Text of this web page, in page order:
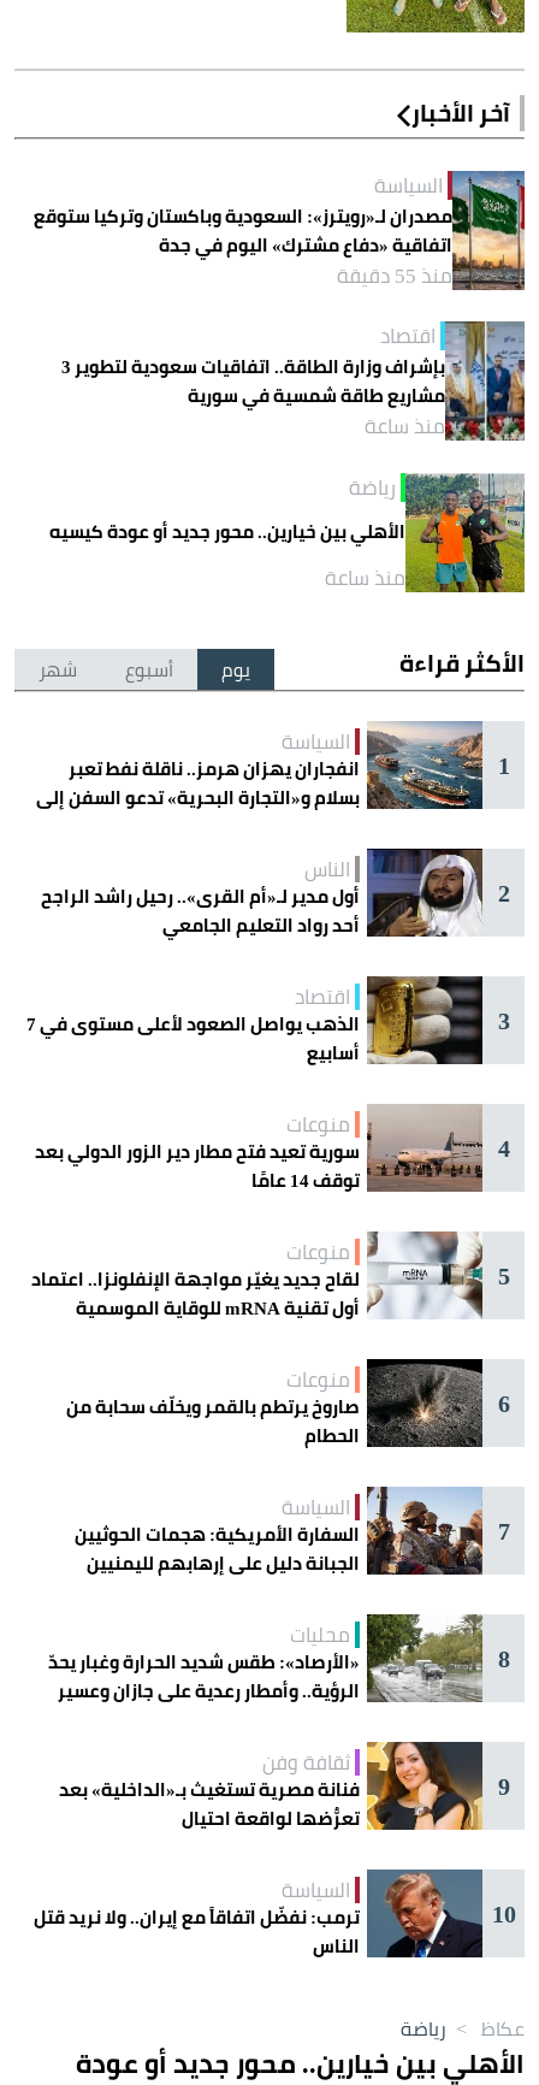
آخر الأخبار
السياسة
مصدران لـ«رويترز»: السعودية وباكستان وتركيا ستوقع
اتفاقية «دفاع مشترك» اليوم في جدة
منذ 55 دقيقة
اقتصاد
بإشراف وزارة الطاقة.. اتفاقيات سعودية لتطوير 3
مشاريع طاقة شمسية في سورية
منذ ساعة
رياضة
الأهلي بين خيارين.. محور جديد أو عودة كيسيه
منذ ساعة
الأكثر قراءة يوم أسبوع شهر
1
السياسة
انفجاران يهزان هرمز.. ناقلة نفط تعبر
بسلام و«التجارة البحرية» تدعو السفن إلى
2
الناس
أول مدير لـ«أم القرى».. رحيل راشد الراجح
أحد رواد التعليم الجامعي
3
اقتصاد
الذهب يواصل الصعود لأعلى مستوى في 7
أسابيع
4
منوعات
سورية تعيد فتح مطار دير الزور الدولي بعد
توقف 14 عامًا
5
منوعات
لقاح جديد يغيّر مواجهة الإنفلونزا.. اعتماد
أول تقنية mRNA للوقاية الموسمية
6
منوعات
صاروخ يرتطم بالقمر ويخلّف سحابة من
الحطام
7
السياسة
السفارة الأمريكية: هجمات الحوثيين
الجبانة دليل على إرهابهم لليمنيين
8
محليات
«الأرصاد»: طقس شديد الحرارة وغبار يحدّ
الرؤية.. وأمطار رعدية على جازان وعسير
9
ثقافة وفن
فنانة مصرية تستغيث بـ«الداخلية» بعد
تعرُّضها لواقعة احتيال
10
السياسة
ترمب: نفضّل اتفاقاً مع إيران.. ولا نريد قتل
الناس
عكاظ > رياضة
الأهلي بين خيارين.. محور جديد أو عودة